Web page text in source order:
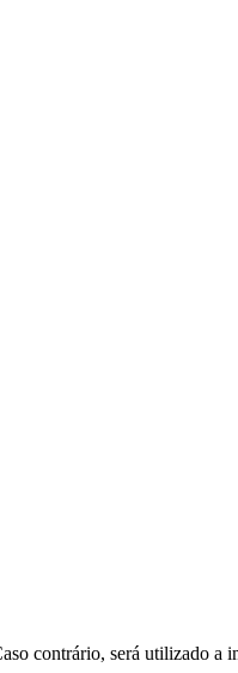
contrário, será utilizado a